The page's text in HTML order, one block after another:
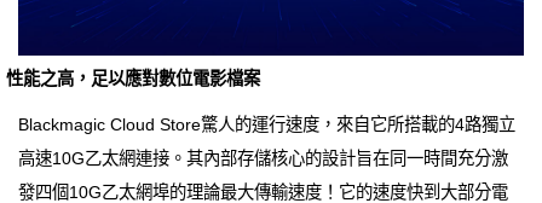
性能之高，足以應對數位電影檔案
Blackmagic Cloud Store驚人的運行速度，來自它所搭載的4路獨立
高速10G乙太網連接。其內部存儲核心的設計旨在同一時間充分激
發四個10G乙太網埠的理論最大傳輸速度！它的速度快到大部分電